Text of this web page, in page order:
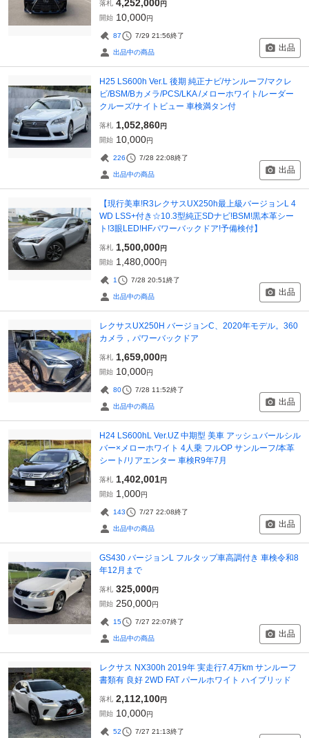
落札 4,252,000円
開始 10,000円
87 7/29 21:56終了
出品中の商品 出品
H25 LS600h Ver.L 後期 純正ナビ/サンルーフ/マクレ
ビ/BSM/Bカメラ/PCS/LKA /メローホワイト/レーダー
クルーズ/ナイトビュー 車検満タン付
落札 1,052,860円
開始 10,000円
226 7/28 22:08終了
出品中の商品 出品
【現行美車!R3レクサスUX250h最上級バージョンL 4
WD LSS+付き☆10.3型純正SDナビ!BSM!黒本革シー
ト!3眼LED!HFパワーバックドア!予備検付】
落札 1,500,000円
開始 1,480,000円
1 7/28 20:51終了
出品中の商品 出品
レクサスUX250H バージョンC、2020年モデル。360
カメラ，パワーバックドア
落札 1,659,000円
開始 10,000円
80 7/28 11:52終了
出品中の商品 出品
H24 LS600hL Ver.UZ 中期型 美車 アッシュバールシル
バー×メローホワイト 4人乗 フルOP サンルーフ/本革
シート/リアエンター 車検R9年7月
落札 1,402,001円
開始 1,000円
143 7/27 22:08終了
出品中の商品 出品
GS430 バージョンL フルタップ車高調付き 車検令和8
年12月まで
落札 325,000円
開始 250,000円
15 7/27 22:07終了
出品中の商品 出品
レクサス NX300h 2019年 実走行7.4万km サンルーフ
書類有 良好 2WD FAT パールホワイト ハイブリッド
落札 2,112,100円
開始 10,000円
52 7/27 21:13終了